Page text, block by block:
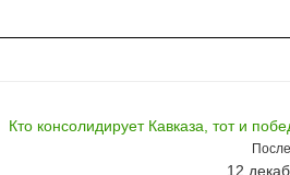
Кто консолидирует Кавказа, тот и
12